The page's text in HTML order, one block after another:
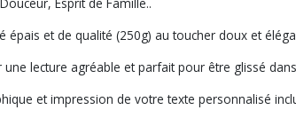
épais et de qualité (250g) au toucher doux et
une lecture agréable et parfait pour être glissé
et impression de votre texte personnalisé